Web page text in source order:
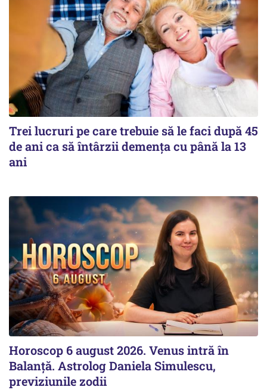
Trei lucruri pe care trebuie să le faci după 45
de ani ca să întârzii demența cu până la 13
ani
Horoscop 6 august 2026. Venus intră în
Balanță. Astrolog Daniela Simulescu,
previziunile zodii